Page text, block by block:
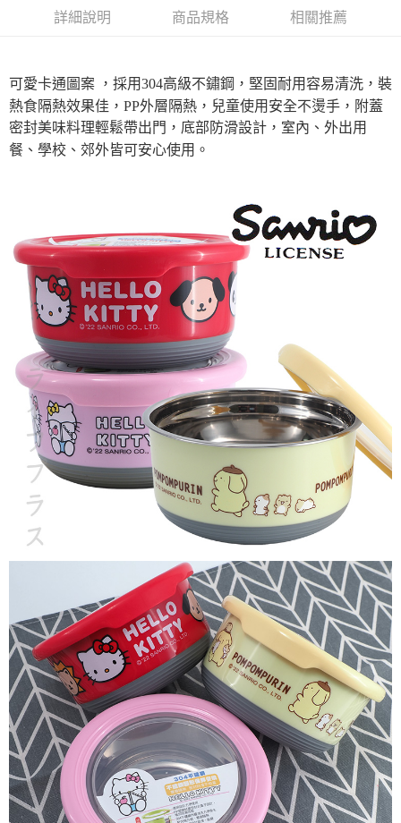
【關於「AFTEE先享後付」】
AFTEE先享後付是「在收到商品之後才付款」的支付方式。 讓您購物簡單
３．安心：先確認商品／服務後，再付款。
【「AFTEE先享後付」結帳流程】
１．於結帳方式選擇「AFTEE先享後付」後，將跳轉至「AFTEE先享後付」
結帳頁面，進行簡訊認證並確認金額後，即可完成結帳。
※ 請注意：結帳手續完成當下不需立刻繳費，但若您需要取消訂單，請聯絡
購買商品的店家。未經商家同意取消之訂單仍視為有效，需透過AFTEE先享
後付繳納相關費用。
※ 交易是否成功請以「AFTEE先享後付 」之結帳頁面顯示為準，若有關於
是否繳費成功／繳費後需取消欲退款等相關疑問，請聯繫「AFTEE先享後付
客戶支援中心」 https://netprotections.freshdesk.com/support/home
【注意事項】
１．透過由恩沛科技股份有限公司提供之「AFTEE先享後付」服務完成之交
易，需依本服務之必要範圍內提供個人資料，並將交易相關給付款項請求債
權轉讓予恩沛科技股份有限公司。
２．關於個人資料處理事宜，請瀏覽以下網址：
https://aftee.tw/terms/#terms3
３．未成年的使用者請事先徵得法定代理人或監護人之同意方可使用
「AFTEE先享後付」，若未經同意申辦者引起之損失，本公司不負相關責
任。
４．使用「AFTEE先享後付」時，將依據個別帳號之用戶狀況，依本公司即
時審查核予不同之上限額度；若仍有額度不足之情形，本公司將視審查結果
請求用戶進行身份認證。
５．嚴禁一人註冊多個帳號或使用他人資訊註冊。若發現惡意使用之情形，
恩沛科技股份有限公司將有權停止該用戶之使用額度並採取法律行動。
ATM付款
運送方式
全家取貨付款三天後到
每筆NT$60，滿NT$490(含以上)免運費
每筆NT$100，滿NT$1,000(含以上)免運費
7-11取貨付款三天
每筆NT$60，滿NT$490(含以上)免運費
7-11離島取貨付款
每筆NT$100，滿NT$1,000(含以上)免運費
本島宅配1~2天後到
每筆NT$80，滿NT$490(含以上)免運費
外島宅配
每筆NT$150，滿NT$3,000(含以上)免運費
貨到付款
每筆NT$150，滿NT$3,000(含以上)免運費
詳細說明 商品規格 相關推薦
可愛卡通圖案 ，採用304高級不鏽鋼，堅固耐用容易清洗，裝
熱食隔熱效果佳，PP外層隔熱，兒童使用安全不燙手，附蓋
密封美味料理輕鬆帶出門，底部防滑設計，室內、外出用
餐、學校、郊外皆可安心使用。